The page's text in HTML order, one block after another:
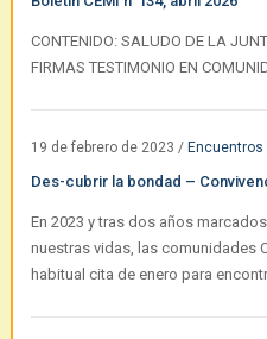
CONTENIDO: SALUDO DE LA
FIRMAS TESTIMONIO EN
19 de febrero de 2023 / Encuentros
Des-cubrir la bondad –
En 2023 y tras dos años
nuestras vidas, las comunidades
habitual cita de enero para